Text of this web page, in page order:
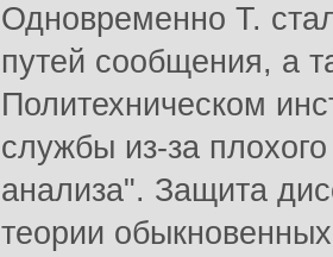
Одновременно Т.
путей сообщения, а
Политехническом
службы из-за
анализа". Защита
теории